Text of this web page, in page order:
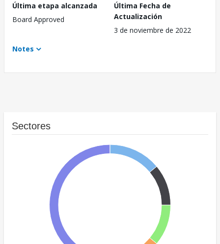
Última etapa alcanzada
Board Approved
Última Fecha de
Actualización
3 de noviembre de 2022
Notes
Sectores